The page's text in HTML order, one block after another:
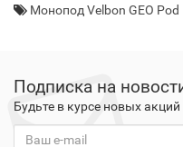
Монопод Velbon GEO Pod
Подписка на
Будьте в курсе новых